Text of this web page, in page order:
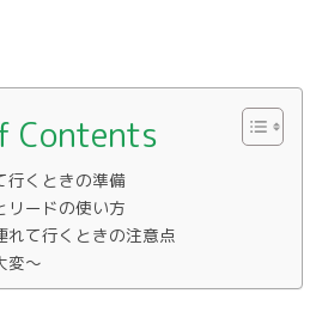
Contents
行くときの準備
リードの使い方
れて行くときの注意点
変～